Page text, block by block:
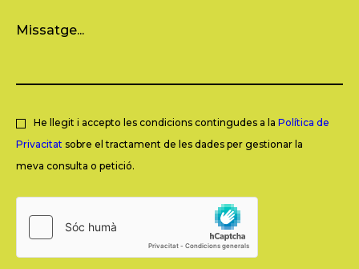
He llegit i accepto les condicions contingudes a la Política de
Privacitat sobre el tractament de les dades per gestionar la
meva consulta o petició.